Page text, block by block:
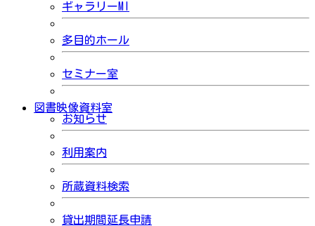
ギャラリーMI
多目的ホール
セミナー室
図書映像資料室
お知らせ
利用案内
所蔵資料検索
貸出期間延長申請